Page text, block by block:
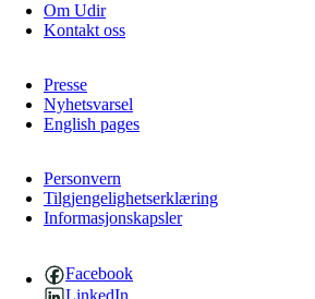
Om Udir
Kontakt oss
Presse
Nyhetsvarsel
English pages
Personvern
Tilgjengelighetserklæring
Informasjonskapsler
Facebook